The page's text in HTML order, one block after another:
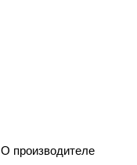
О производителе